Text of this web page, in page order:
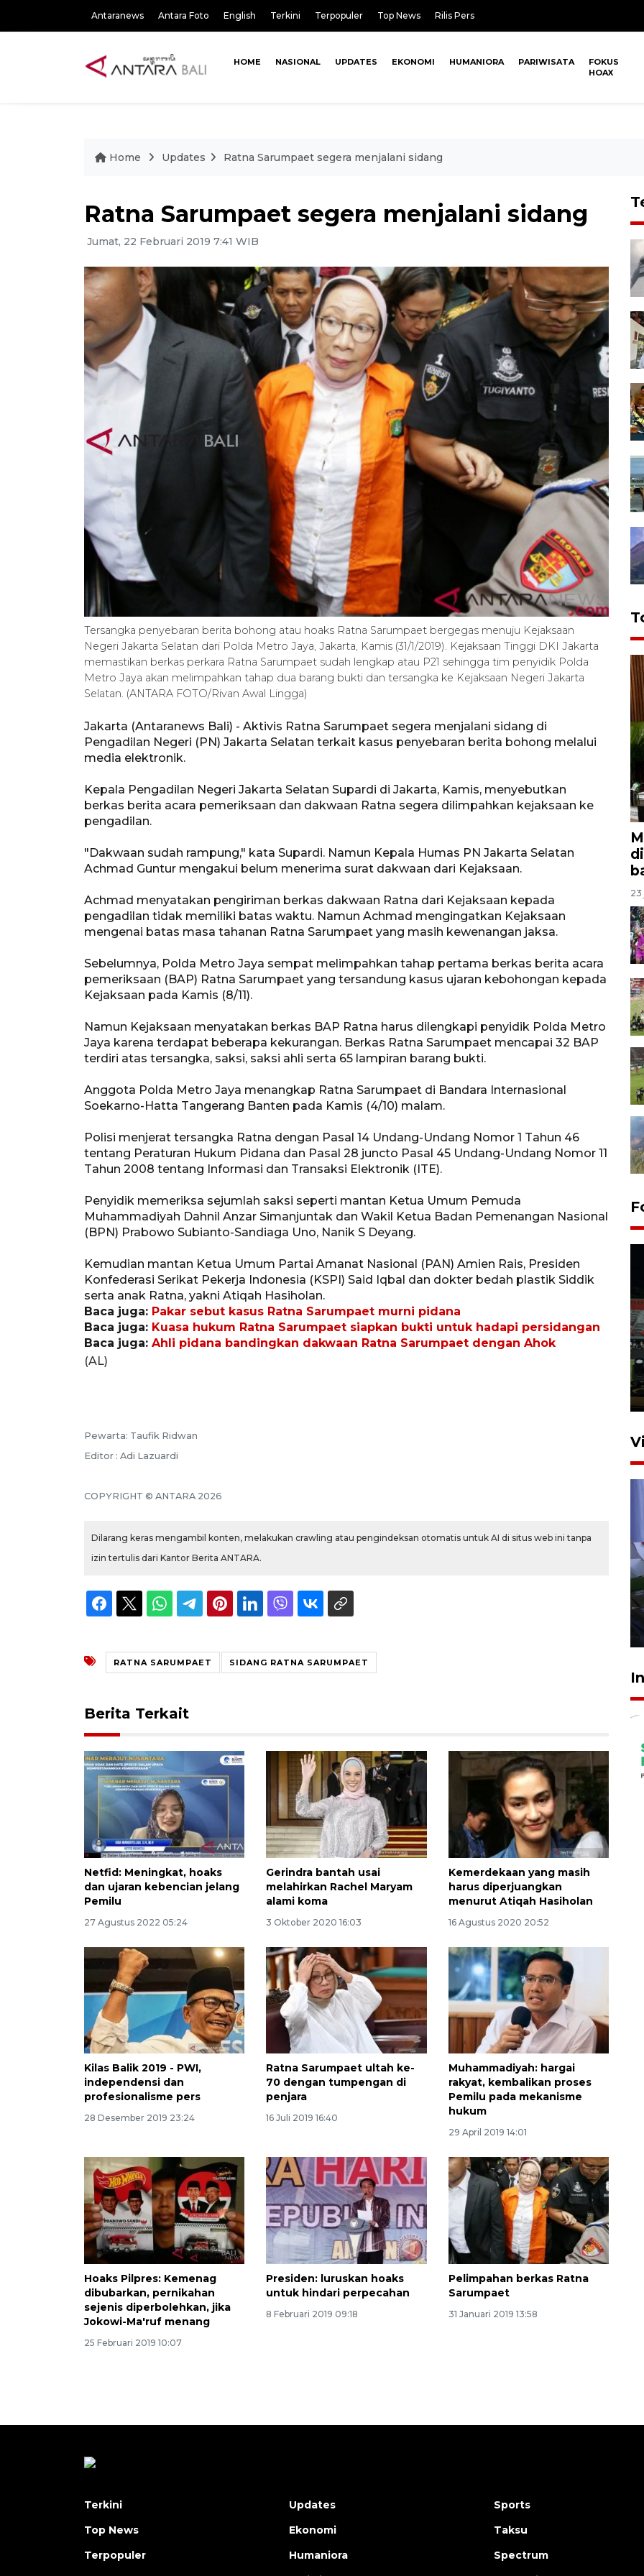
Antaranews Antara Foto English Terkini Terpopuler Top News Rilis Pers
HOME NASIONAL UPDATES EKONOMI HUMANIORA PARIWISATA
FOKUS
HOAX
Home Updates Ratna Sarumpaet segera menjalani sidang
Ratna Sarumpaet segera menjalani sidang
Jumat, 22 Februari 2019 7:41 WIB
Tersangka penyebaran berita bohong atau hoaks Ratna Sarumpaet bergegas menuju Kejaksaan
Negeri Jakarta Selatan dari Polda Metro Jaya, Jakarta, Kamis (31/1/2019). Kejaksaan Tinggi DKI Jakarta
memastikan berkas perkara Ratna Sarumpaet sudah lengkap atau P21 sehingga tim penyidik Polda
Metro Jaya akan melimpahkan tahap dua barang bukti dan tersangka ke Kejaksaan Negeri Jakarta
Selatan. (ANTARA FOTO/Rivan Awal Lingga)
Jakarta (Antaranews Bali) - Aktivis Ratna Sarumpaet segera menjalani sidang di
Pengadilan Negeri (PN) Jakarta Selatan terkait kasus penyebaran berita bohong melalui
media elektronik.
Kepala Pengadilan Negeri Jakarta Selatan Supardi di Jakarta, Kamis, menyebutkan
berkas berita acara pemeriksaan dan dakwaan Ratna segera dilimpahkan kejaksaan ke
pengadilan.
"Dakwaan sudah rampung," kata Supardi. Namun Kepala Humas PN Jakarta Selatan
Achmad Guntur mengakui belum menerima surat dakwaan dari Kejaksaan.
Achmad menyatakan pengiriman berkas dakwaan Ratna dari Kejaksaan kepada
pengadilan tidak memiliki batas waktu. Namun Achmad mengingatkan Kejaksaan
mengenai batas masa tahanan Ratna Sarumpaet yang masih kewenangan jaksa.
Sebelumnya, Polda Metro Jaya sempat melimpahkan tahap pertama berkas berita acara
pemeriksaan (BAP) Ratna Sarumpaet yang tersandung kasus ujaran kebohongan kepada
Kejaksaan pada Kamis (8/11).
Namun Kejaksaan menyatakan berkas BAP Ratna harus dilengkapi penyidik Polda Metro
Jaya karena terdapat beberapa kekurangan. Berkas Ratna Sarumpaet mencapai 32 BAP
terdiri atas tersangka, saksi, saksi ahli serta 65 lampiran barang bukti.
Anggota Polda Metro Jaya menangkap Ratna Sarumpaet di Bandara Internasional
Soekarno-Hatta Tangerang Banten pada Kamis (4/10) malam.
Polisi menjerat tersangka Ratna dengan Pasal 14 Undang-Undang Nomor 1 Tahun 46
tentang Peraturan Hukum Pidana dan Pasal 28 juncto Pasal 45 Undang-Undang Nomor 11
Tahun 2008 tentang Informasi dan Transaksi Elektronik (ITE).
Penyidik memeriksa sejumlah saksi seperti mantan Ketua Umum Pemuda
Muhammadiyah Dahnil Anzar Simanjuntak dan Wakil Ketua Badan Pemenangan Nasional
(BPN) Prabowo Subianto-Sandiaga Uno, Nanik S Deyang.
Kemudian mantan Ketua Umum Partai Amanat Nasional (PAN) Amien Rais, Presiden
Konfederasi Serikat Pekerja Indonesia (KSPI) Said Iqbal dan dokter bedah plastik Siddik
serta anak Ratna, yakni Atiqah Hasiholan.
Baca juga: Pakar sebut kasus Ratna Sarumpaet murni pidana
Baca juga: Kuasa hukum Ratna Sarumpaet siapkan bukti untuk hadapi persidangan
Baca juga: Ahli pidana bandingkan dakwaan Ratna Sarumpaet dengan Ahok
(AL)
Pewarta: Taufik Ridwan
Editor : Adi Lazuardi
COPYRIGHT © ANTARA 2026
Dilarang keras mengambil konten, melakukan crawling atau pengindeksan otomatis untuk AI di situs web ini tanpa
izin tertulis dari Kantor Berita ANTARA.
RATNA SARUMPAET SIDANG RATNA SARUMPAET
Berita Terkait
Netfid: Meningkat, hoaks
dan ujaran kebencian jelang
Pemilu
27 Agustus 2022 05:24
Gerindra bantah usai
melahirkan Rachel Maryam
alami koma
3 Oktober 2020 16:03
Kemerdekaan yang masih
harus diperjuangkan
menurut Atiqah Hasiholan
16 Agustus 2020 20:52
Kilas Balik 2019 - PWI,
independensi dan
profesionalisme pers
28 Desember 2019 23:24
Ratna Sarumpaet ultah ke-
70 dengan tumpengan di
penjara
16 Juli 2019 16:40
Muhammadiyah: hargai
rakyat, kembalikan proses
Pemilu pada mekanisme
hukum
29 April 2019 14:01
Hoaks Pilpres: Kemenag
dibubarkan, pernikahan
sejenis diperbolehkan, jika
Jokowi-Ma'ruf menang
25 Februari 2019 10:07
Presiden: luruskan hoaks
untuk hindari perpecahan
8 Februari 2019 09:18
Pelimpahan berkas Ratna
Sarumpaet
31 Januari 2019 13:58
23
Tiga matra TNI unjuk
kemampuan tempur Perisai
Awas penipuan berbasis AI
2026-08-07 13:45:00
Terkini
Top News
Terpopuler
Updates
Ekonomi
Humaniora
Sports
Taksu
Spectrum